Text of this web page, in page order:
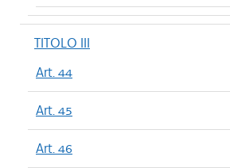
TITOLO III
Art. 44
Art. 45
Art. 46